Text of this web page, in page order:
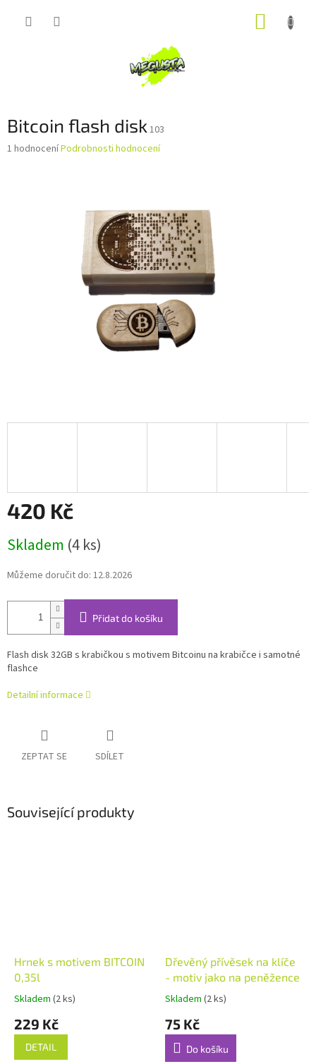
Bitcoin flash disk 103
Průměrné
1 hodnoceníPodrobnosti hodnocení
420 Kč
cena:
Skladem (4 ks)
Můžeme doručit do: 12.8.2026
Přidat do košíku
Flash disk 32GB s krabičkou s motivem Bitcoinu na krabičce i samotné
flashce
Detailní informace
ZEPTAT SE SDÍLET
Související produkty
Hrnek s motivem BITCOIN
0,35l
Průměrné
produktu
Skladem (2 ks)
229 Kč
DETAIL
Dřevěný přívěsek na klíče
- motiv jako na peněžence
Průměrné
produktu
5,0
Skladem (2 ks)
75 Kč
Do košíku